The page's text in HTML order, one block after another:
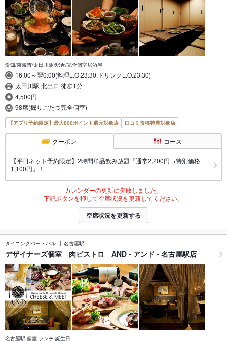
愛知/東海市/太田川駅/駅近/完全個室居酒屋
16:00～翌0:00(料理L.O.23:30,ドリンクL.O.23:30)
太田川駅 北出口 徒歩1分
4,500円
98席(掘りごたつ完全個室)
【アプリ予約限定】最大800ポイント還元対象店 口コミ投稿特典対象店
クーポン コース
【平日ネット予約限定】2時間単品飲み放題『通常2,200円→特別価格
1,100円』！
カレンダーの更新に失敗しました。
下記ボタンを押して空席状況を更新してください。
空席状況を更新する
ダイニングバー・バル 名古屋駅
デザイナーズ個室 肉ビストロ AND - アンド - 名古屋駅店
名古屋駅 個室 ランチ 誕生日